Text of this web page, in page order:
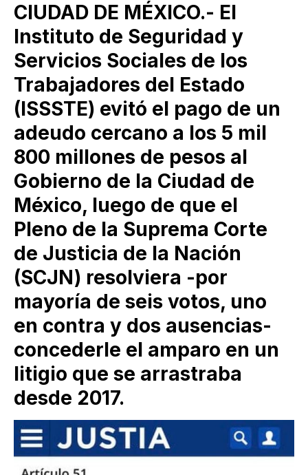
CIUDAD DE MÉXICO.- El
Instituto de Seguridad y
Servicios Sociales de los
Trabajadores del Estado
(ISSSTE) evitó el pago de un
adeudo cercano a los 5 mil
800 millones de pesos al
Gobierno de la Ciudad de
México, luego de que el
Pleno de la Suprema Corte
de Justicia de la Nación
(SCJN) resolviera -por
mayoría de seis votos, uno
en contra y dos ausencias-
concederle el amparo en un
litigio que se arrastraba
desde 2017.